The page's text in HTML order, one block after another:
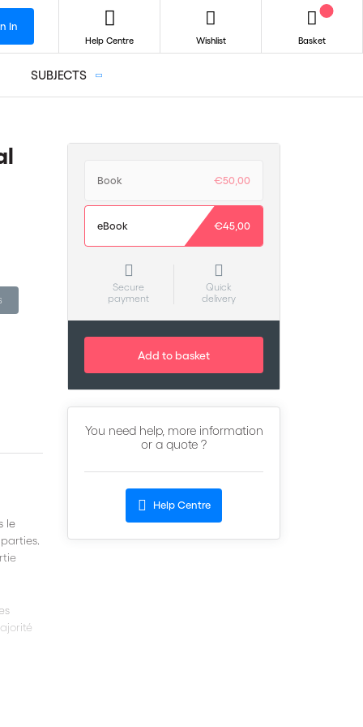
SUBJECTS
In
Help Centre Wishlist Basket
Book €50,00
eBook €45,00
Secure
payment
Quick
delivery
Add to basket
You need help, more information
or a quote ?
Help Centre
le